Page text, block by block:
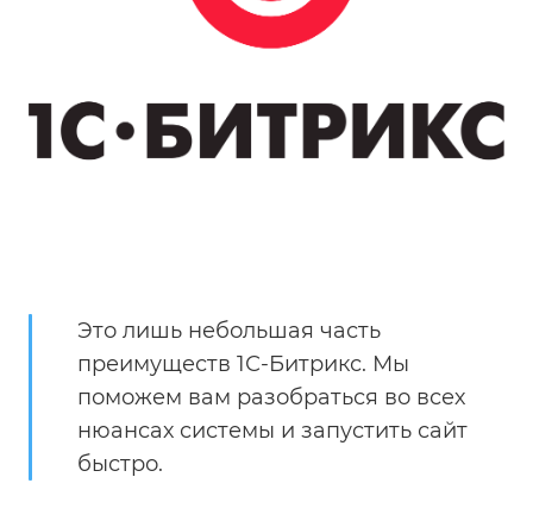
Это лишь небольшая часть
преимуществ 1С-Битрикс. Мы
поможем вам разобраться во всех
нюансах системы и запустить сайт
быстро.